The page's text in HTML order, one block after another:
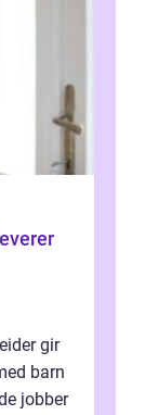
gir
barn
jobber